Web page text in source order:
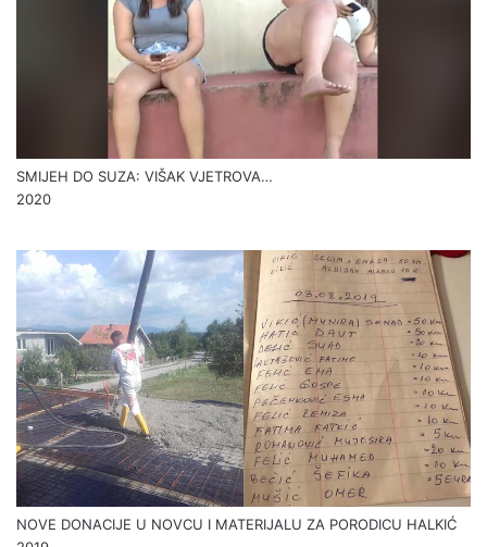
SMIJEH DO SUZA: VIŠAK VJETROVA…
2020
NOVE DONACIJE U NOVCU I MATERIJALU ZA PORODICU HALKIĆ